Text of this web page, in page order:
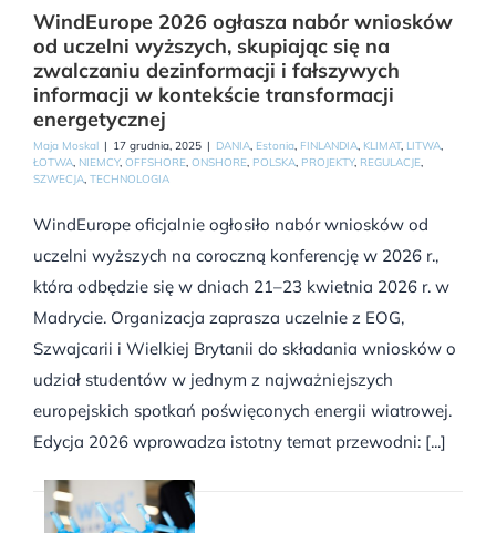
WindEurope 2026 ogłasza nabór wniosków
od uczelni wyższych, skupiając się na
zwalczaniu dezinformacji i fałszywych
informacji w kontekście transformacji
energetycznej
Maja Moskal | 17 grudnia, 2025 | DANIA, Estonia, FINLANDIA, KLIMAT, LITWA,
ŁOTWA, NIEMCY, OFFSHORE, ONSHORE, POLSKA, PROJEKTY, REGULACJE,
SZWECJA, TECHNOLOGIA
WindEurope oficjalnie ogłosiło nabór wniosków od
uczelni wyższych na coroczną konferencję w 2026 r.,
która odbędzie się w dniach 21–23 kwietnia 2026 r. w
Madrycie. Organizacja zaprasza uczelnie z EOG,
Szwajcarii i Wielkiej Brytanii do składania wniosków o
udział studentów w jednym z najważniejszych
europejskich spotkań poświęconych energii wiatrowej.
Edycja 2026 wprowadza istotny temat przewodni: [...]